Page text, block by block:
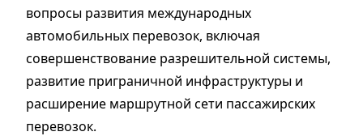
вопросы развития международных
автомобильных перевозок, включая
совершенствование разрешительной системы,
развитие приграничной инфраструктуры и
расширение маршрутной сети пассажирских
перевозок.